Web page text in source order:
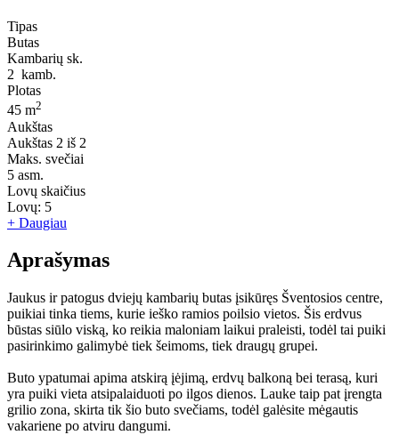
Tipas
Butas
Kambarių sk.
2 kamb.
Plotas
45 m2
Aukštas
Aukštas 2 iš 2
Maks. svečiai
5 asm.
Lovų skaičius
Lovų: 5
+ Daugiau
Aprašymas
Jaukus ir patogus dviejų kambarių butas įsikūręs Šventosios centre,
puikiai tinka tiems, kurie ieško ramios poilsio vietos. Šis erdvus
būstas siūlo viską, ko reikia maloniam laikui praleisti, todėl tai puiki
pasirinkimo galimybė tiek šeimoms, tiek draugų grupei.
Buto ypatumai apima atskirą įėjimą, erdvų balkoną bei terasą, kuri
yra puiki vieta atsipalaiduoti po ilgos dienos. Lauke taip pat įrengta
grilio zona, skirta tik šio buto svečiams, todėl galėsite mėgautis
vakariene po atviru dangumi.